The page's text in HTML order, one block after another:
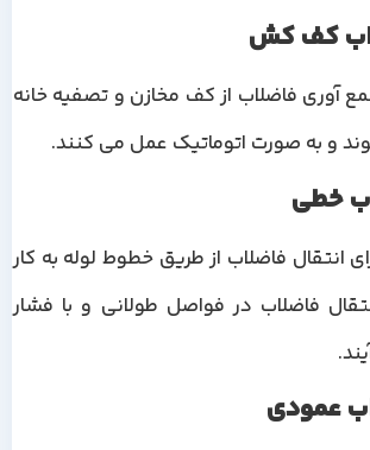
آوری فاضلاب از کف مخازن و تصفیه خانه
و به صورت اتوماتیک عمل می کنند.
انتقال فاضلاب از طریق خطوط لوله به کار
فاضلاب در فواصل طولانی و با فشار